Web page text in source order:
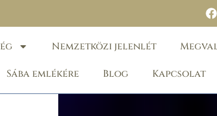
Nemzetközi jelenlét
Sába emlékére Blog Kapcsolat